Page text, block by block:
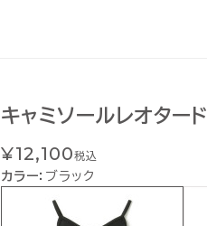
キャミソールレオタード
¥12,100税込
カラー： ブラック